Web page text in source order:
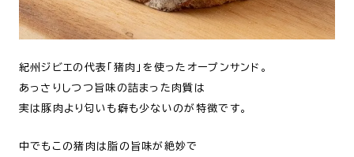
紀州ジビエの代表「猪肉」を使ったオープンサンド。
あっさりしつつ旨味の詰まった肉質は
実は豚肉より匂いも癖も少ないのが特徴です。
中でもこの猪肉は脂の旨味が絶妙で